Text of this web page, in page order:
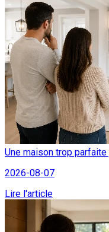
Une maison trop parfaite
2026-08-07
Lire l'article